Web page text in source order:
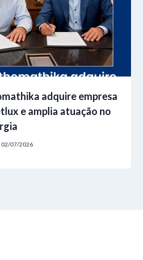
adquire empresa
e amplia atuação no
02/07/2026